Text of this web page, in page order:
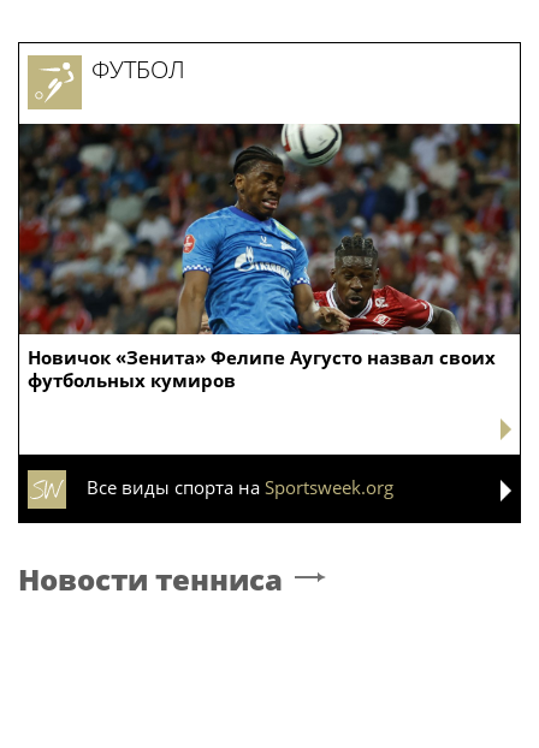
Новичок «Зенита» Фелипе Аугусто назвал своих
футбольных кумиров
ФУТБОЛ
Все виды спорта на Sportsweek.org
Новости тенниса